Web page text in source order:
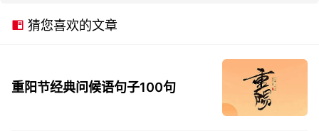
猜您喜欢的文章
重阳节经典问候语句子100句